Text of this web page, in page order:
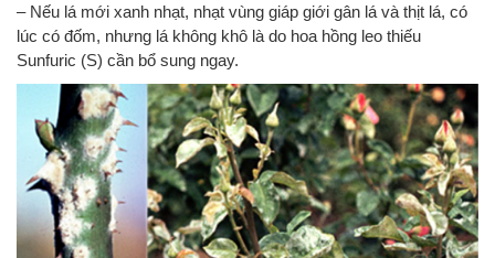
– Nếu lá mới xanh nhạt, nhạt vùng giáp giới gân lá và thịt lá, có
lúc có đốm, nhưng lá không khô là do hoa hồng leo thiếu
Sunfuric (S) cần bổ sung ngay.